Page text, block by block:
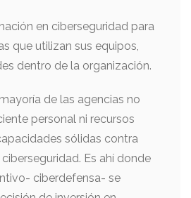
en ciberseguridad para
que utilizan sus equipos,
dentro de la organización.
de las agencias no
personal ni recursos
sólidas contra
Es ahí donde
ciberdefensa- se